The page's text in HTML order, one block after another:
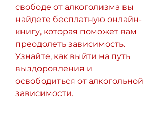
свободе от алкоголизма вы
найдете бесплатную онлайн-
книгу, которая поможет вам
преодолеть зависимость.
Узнайте, как выйти на путь
выздоровления и
освободиться от алкогольной
зависимости.